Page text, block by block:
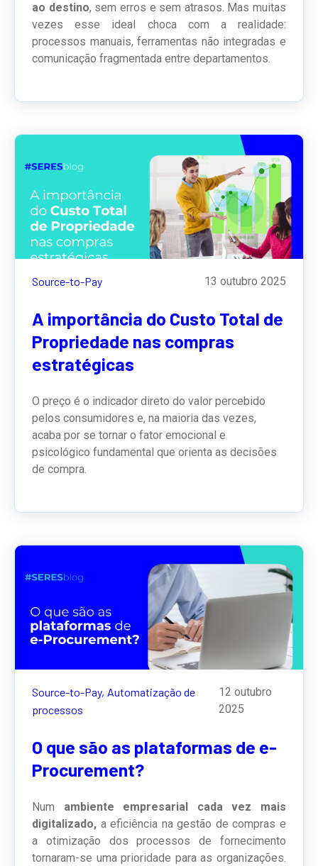
ao destino, sem erros e sem atrasos. Mas muitas
vezes esse ideal choca com a realidade:
processos manuais, ferramentas não integradas e
comunicação fragmentada entre departamentos.
Source-to-Pay 13 outubro 2025
A importância do Custo Total de
Propriedade nas compras
estratégicas
O preço é o indicador direto do valor percebido
pelos consumidores e, na maioria das vezes,
acaba por se tornar o fator emocional e
psicológico fundamental que orienta as decisões
de compra.
Source-to-Pay, Automatização de
processos
12 outubro
2025
O que são as plataformas de e-
Procurement?
Num ambiente empresarial cada vez mais
digitalizado, a eficiência na gestão de compras e
a otimização dos processos de fornecimento
tornaram-se uma prioridade para as organizações.